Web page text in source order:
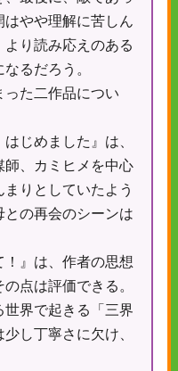
やや理解に苦しん
り読み応えのある
るだろう。
た二作品につい
じめました』は、
師、カミヒメを中心
りとしていたよう
の再会のシーンは
！』は、作者の思想
点は評価できる。
界で起きる「三界
し丁寧さに欠け、